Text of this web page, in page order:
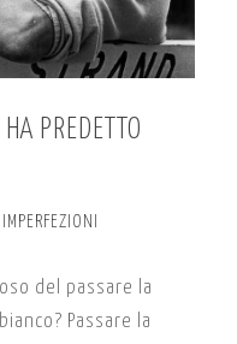
PREDETTO
IMPERFEZIONI
del passare la
Passare la